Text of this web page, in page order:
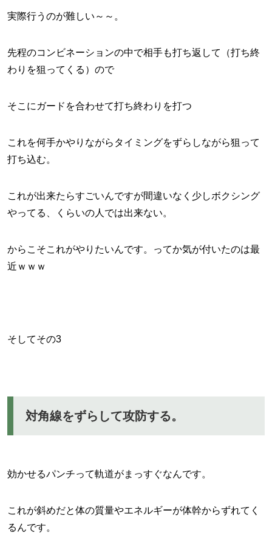
実際行うのが難しい～～。
先程のコンビネーションの中で相手も打ち返して（打ち終
わりを狙ってくる）ので
そこにガードを合わせて打ち終わりを打つ
これを何手かやりながらタイミングをずらしながら狙って
打ち込む。
これが出来たらすごいんですが間違いなく少しボクシング
やってる、くらいの人では出来ない。
からこそこれがやりたいんです。ってか気が付いたのは最
近ｗｗｗ
そしてその3
対角線をずらして攻防する。
効かせるパンチって軌道がまっすぐなんです。
これが斜めだと体の質量やエネルギーが体幹からずれてく
るんです。